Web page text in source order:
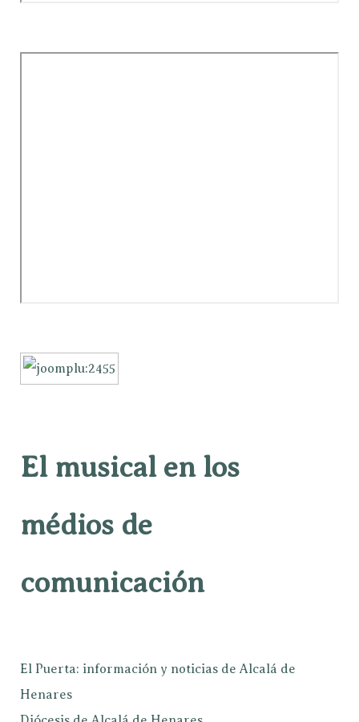
El musical en los
médios de
comunicación
El Puerta: información y noticias de Alcalá de
Henares